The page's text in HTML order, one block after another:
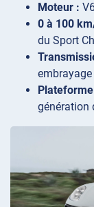
Moteur :
0 à 100
du Sport
embrayage
génération